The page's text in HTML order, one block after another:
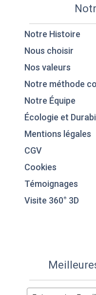
Notre Histoire
Nous choisir
Nos valeurs
Notre méthode
Notre Équipe
Écologie et
Mentions légales
CGV
Cookies
Témoignages
Visite 360° 3D